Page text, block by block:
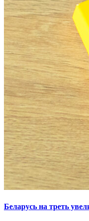
Беларусь на треть